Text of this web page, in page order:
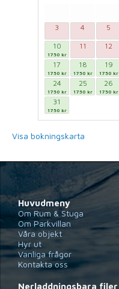
3 4 5
10
1750 kr
11 12
17
1750 kr
18
1750 kr
19
1750 kr
24
1750 kr
25
1750 kr
26
1750 kr
31
1750 kr
Visa bokningskarta
Huvudmeny
Om Rum & Stuga
Om Parkvillan
Våra objekt
Hyr ut
Vanliga frågor
Kontakta oss
Nerladdningsbara filer